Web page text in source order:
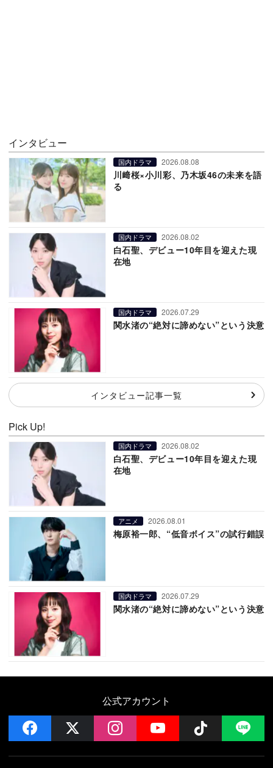
インタビュー
国内ドラマ 2026.08.08
川﨑桜×小川彩、乃木坂46の未来を語
る
国内ドラマ 2026.08.02
白石聖、デビュー10年目を迎えた現
在地
国内ドラマ 2026.07.29
関水渚の“絶対に諦めない”という決意
インタビュー記事一覧
Pick Up!
国内ドラマ 2026.08.02
白石聖、デビュー10年目を迎えた現
在地
アニメ 2026.08.01
梅原裕一郎、“低音ボイス”の試行錯誤
国内ドラマ 2026.07.29
関水渚の“絶対に諦めない”という決意
公式アカウント
facebook instagramYouTube Follow